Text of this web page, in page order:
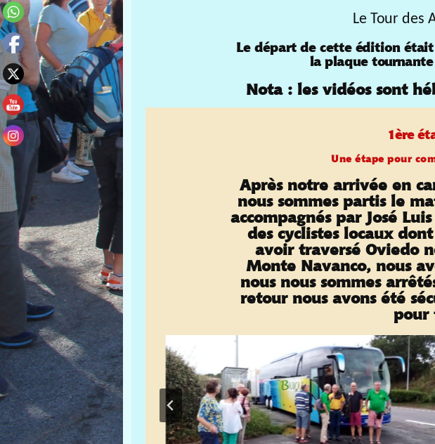
Le Tour des
Le départ de cette édition
la plaque
Nota : les vidéos sont
1ère
Une étape pour
Après notre arrivée en
nous sommes partis le
accompagnés par José
des cyclistes locaux
avoir traversé Oviedo
Monte Navanco, nous
nous nous sommes
retour nous avons été
pour